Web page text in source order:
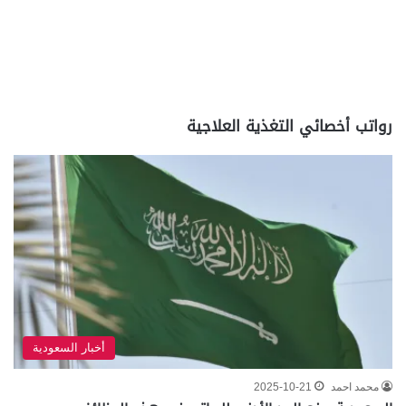
رواتب أخصائي التغذية العلاجية
أخبار السعودية
محمد احمد 2025-10-21